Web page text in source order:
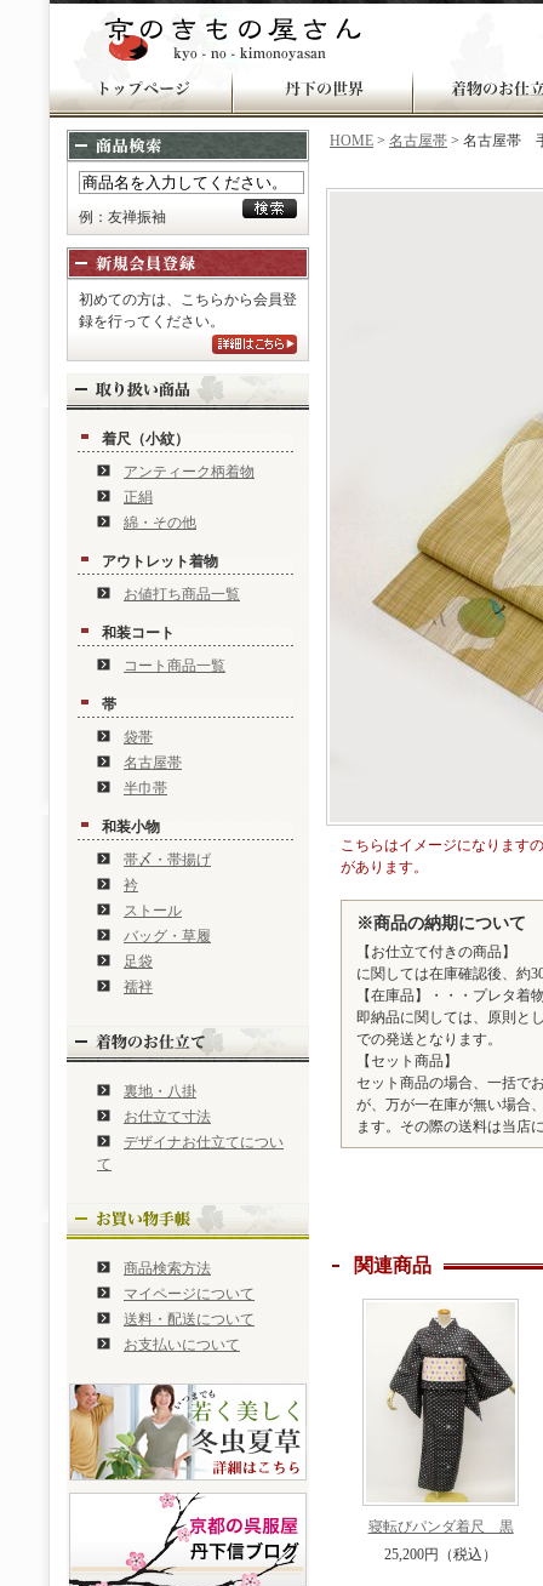
HOME > 名古屋帯 > 名古屋帯
こちらはイメージになります
があります。
※商品の納期について
【お仕立て付きの商品】
に関しては在庫確認後、約
【在庫品】・・・プレタ着
即納品に関しては、原則と
での発送となります。
【セット商品】
セット商品の場合、一括で
が、万が一在庫が無い場合
ます。その際の送料は当店
関連商品
寝転びパンダ着尺 黒
25,200円（税込）
例：友禅振袖
初めての方は、こちらから会員登
録を行ってください。
着尺（小紋）
アンティーク柄着物
正絹
綿・その他
アウトレット着物
お値打ち商品一覧
和装コート
コート商品一覧
帯
袋帯
名古屋帯
半巾帯
和装小物
帯〆・帯揚げ
衿
ストール
バッグ・草履
足袋
襦袢
裏地・八掛
お仕立て寸法
デザイナお仕立てについ
て
商品検索方法
マイページについて
送料・配送について
お支払いについて